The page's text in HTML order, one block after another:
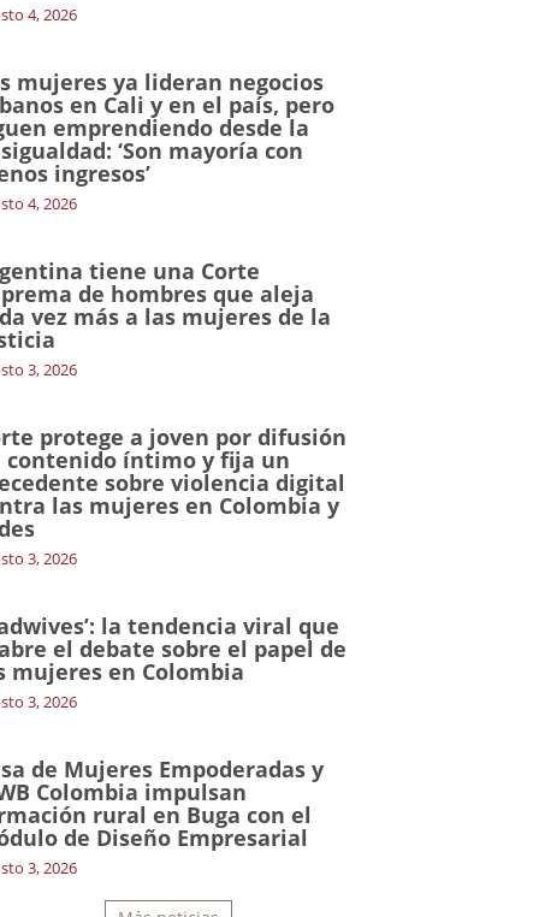
4, 2026
mujeres ya lideran negocios
en Cali y en el país, pero
emprendiendo desde la
‘Son mayoría con
ingresos’
4, 2026
tiene una Corte
de hombres que aleja
vez más a las mujeres de la
3, 2026
protege a joven por difusión
contenido íntimo y fija un
sobre violencia digital
las mujeres en Colombia y
3, 2026
la tendencia viral que
el debate sobre el papel de
mujeres en Colombia
3, 2026
de Mujeres Empoderadas y
Colombia impulsan
rural en Buga con el
de Diseño Empresarial
3, 2026